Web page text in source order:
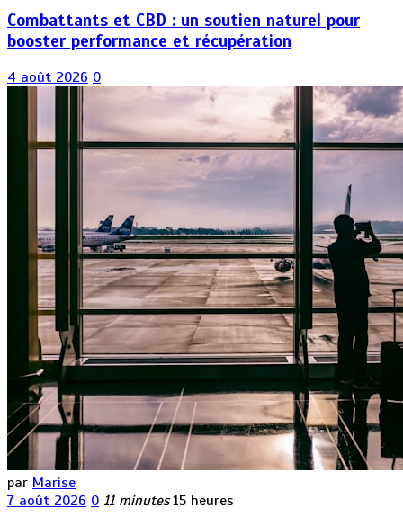
Combattants et CBD : un soutien naturel pour
booster performance et récupération
4 août 2026 0
par Marise
7 août 2026 0 11 minutes 15 heures